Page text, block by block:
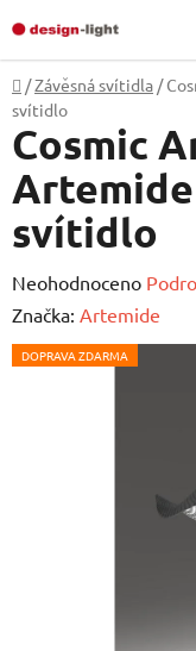
na
obsah
Domů
/Závěsná svítidla /
svítidlo
Cosmic
svítidlo
Průměrné
hodnocení
produktu
Neohodnoceno
Značka: Artemide
DOPRAVA ZDARMA